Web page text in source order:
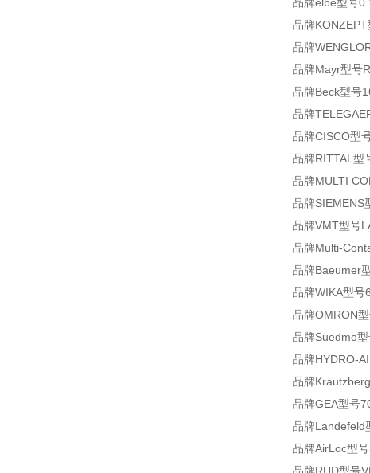
品牌
品牌
品牌Mayr型号
品牌Beck型号
品牌
品牌CISCO型
品牌RITTAL型
品牌MULTI
品牌SIEMENS
品牌VMT型号
品牌Multi-
品牌Baeumer
品牌WIKA型
品牌OMRON
品牌Suedmo
品牌HYDRO-
品牌
品牌GEA型号
品牌Landefeld
品牌AirLoc型